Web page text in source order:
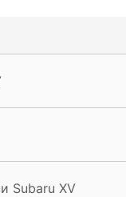
Subaru XV